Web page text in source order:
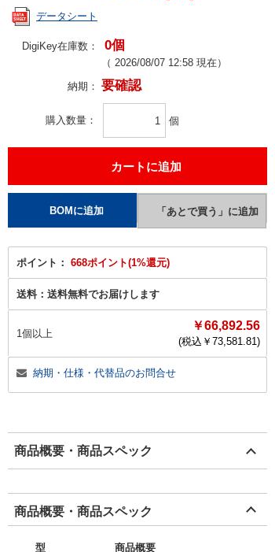
データシート
DigiKey在庫数： 0個
（ 2026/08/07 12:58 現在）
納期： 要確認
購入数量 個
ポイント： 668ポイント(1%還元)
送料： 送料無料でお届けします
1個以上
￥66,892.56
(税込￥ 73,581.81)
納期・仕様・代替品のお問合せ
商品概要・商品スペック
商品概要・商品スペック
型 商品概要